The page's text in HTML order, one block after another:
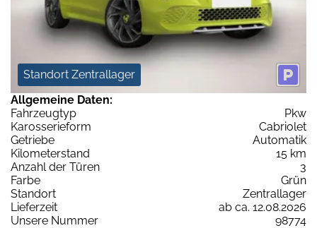
Standort Zentrallager
Allgemeine Daten:
Fahrzeugtyp
Pkw
Karosserieform
Cabriolet
Getriebe
Automatik
Kilometerstand
15 km
Anzahl der Türen
3
Farbe
Grün
Standort
Zentrallager
Lieferzeit
ab ca. 12.08.2026
Unsere Nummer
98774